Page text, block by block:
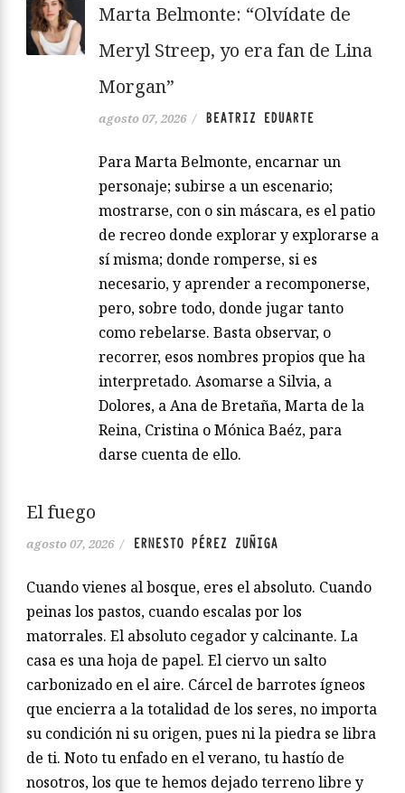
Marta Belmonte: “Olvídate de
Meryl Streep, yo era fan de Lina
Morgan”
agosto 07, 2026 / BEATRIZ EDUARTE
Para Marta Belmonte, encarnar un
personaje; subirse a un escenario;
mostrarse, con o sin máscara, es el patio
de recreo donde explorar y explorarse a
sí misma; donde romperse, si es
necesario, y aprender a recomponerse,
pero, sobre todo, donde jugar tanto
como rebelarse. Basta observar, o
recorrer, esos nombres propios que ha
interpretado. Asomarse a Silvia, a
Dolores, a Ana de Bretaña, Marta de la
Reina, Cristina o Mónica Baéz, para
darse cuenta de ello.
El fuego
agosto 07, 2026 / ERNESTO PÉREZ ZUÑIGA
Cuando vienes al bosque, eres el absoluto. Cuando
peinas los pastos, cuando escalas por los
matorrales. El absoluto cegador y calcinante. La
casa es una hoja de papel. El ciervo un salto
carbonizado en el aire. Cárcel de barrotes ígneos
que encierra a la totalidad de los seres, no importa
su condición ni su origen, pues ni la piedra se libra
de ti. Noto tu enfado en el verano, tu hastío de
nosotros, los que te hemos dejado terreno libre y